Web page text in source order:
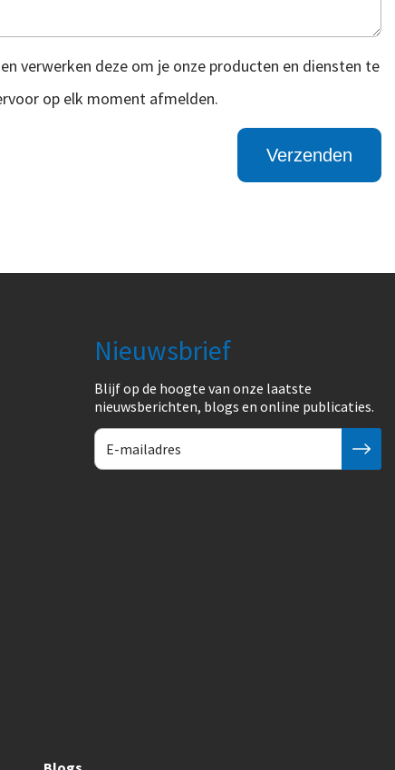
verwerken deze om je onze producten en diensten te
op elk moment afmelden.
Nieuwsbrief
Blijf op de hoogte van onze laatste
nieuwsberichten, blogs en online publicaties.